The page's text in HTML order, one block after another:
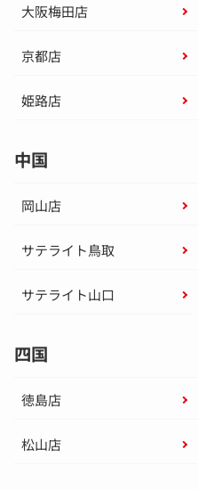
大阪梅田店
京都店
姫路店
中国
岡山店
サテライト鳥取
サテライト山口
四国
徳島店
松山店